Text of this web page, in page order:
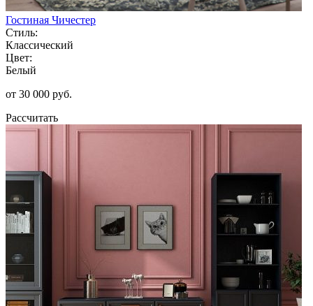
Гостиная Чичестер
Стиль:
Классический
Цвет:
Белый
от 30 000 руб.
Рассчитать